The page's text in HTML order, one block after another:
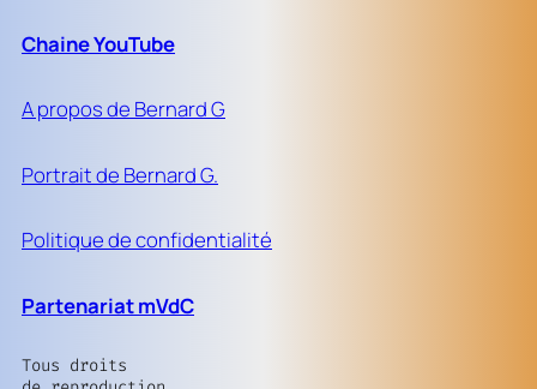
Chaine YouTube
A propos de Bernard G
Portrait de Bernard G.
Politique de confidentialité
Partenariat mVdC
Tous droits